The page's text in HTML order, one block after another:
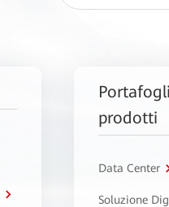
prodotti
Data Center
Soluzione